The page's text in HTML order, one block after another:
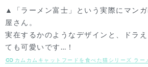
▲「ラーメン富士」という実際にマン
屋さん。
実在するかのようなデザインと、ドラ
ても可愛いです…！
カムカムキャットフードを食べた猫シリーズ ラ